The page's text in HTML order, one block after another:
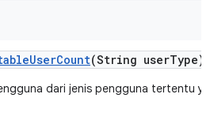
UserCount(String userType)
dari jenis pengguna tertentu